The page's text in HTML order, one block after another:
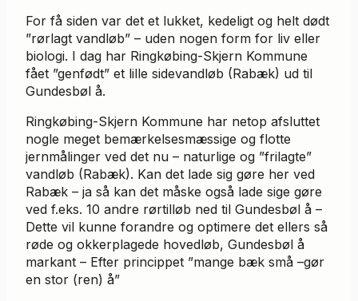
For få siden var det et lukket, kedeligt og helt dødt
”rørlagt vandløb” – uden nogen form for liv eller
biologi. I dag har Ringkøbing-Skjern Kommune
fået ”genfødt” et lille sidevandløb (Rabæk) ud til
Gundesbøl å.
Ringkøbing-Skjern Kommune har netop afsluttet
nogle meget bemærkelsesmæssige og flotte
jernmålinger ved det nu – naturlige og ”frilagte”
vandløb (Rabæk). Kan det lade sig gøre her ved
Rabæk – ja så kan det måske også lade sige gøre
ved f.eks. 10 andre rørtilløb ned til Gundesbøl å –
Dette vil kunne forandre og optimere det ellers så
røde og okkerplagede hovedløb, Gundesbøl å
markant – Efter princippet ”mange bæk små –gør
en stor (ren) å”